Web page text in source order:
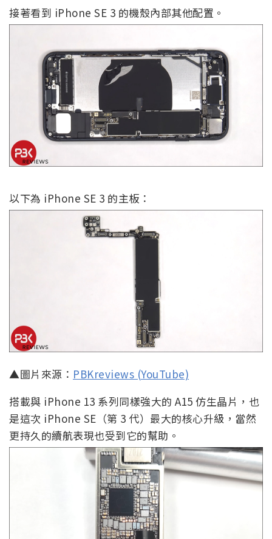
接著看到 iPhone SE 3 的機殼內部其他配置。
以下為 iPhone SE 3 的主板：
▲圖片來源： PBKreviews (YouTube)
搭載與 iPhone 13 系列同樣強大的 A15 仿生晶片，也
是這次 iPhone SE（第 3 代）最大的核心升級，當然
更持久的續航表現也受到它的幫助。